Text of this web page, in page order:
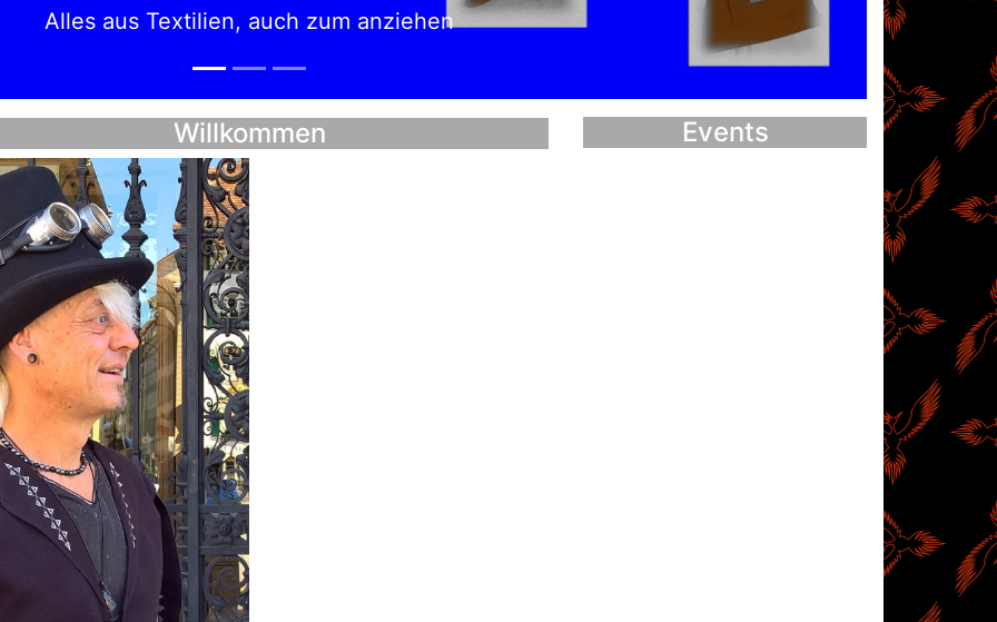
Alles aus Textilien, auch zum anziehen
Willkommen Events